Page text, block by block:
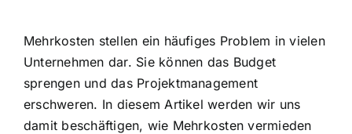
Mehrkosten stellen ein häufiges Problem in vielen
Unternehmen dar. Sie können das Budget
sprengen und das Projektmanagement
erschweren. In diesem Artikel werden wir uns
damit beschäftigen, wie Mehrkosten vermieden